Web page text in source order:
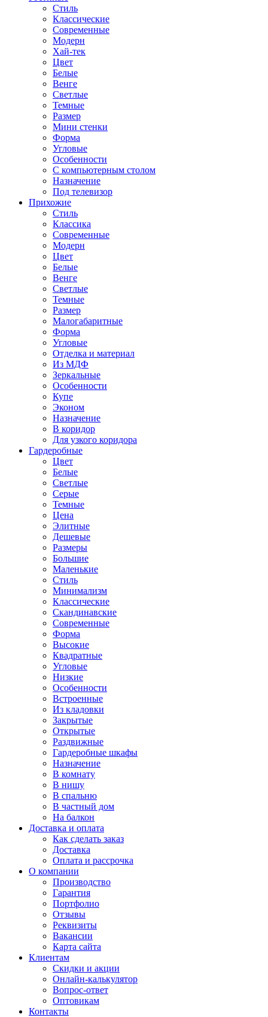
Стиль
Классические
Современные
Модерн
Хай-тек
Цвет
Белые
Венге
Светлые
Темные
Размер
Мини стенки
Форма
Угловые
Особенности
С компьютерным столом
Назначение
Под телевизор
Прихожие
Стиль
Классика
Современные
Модерн
Цвет
Белые
Венге
Светлые
Темные
Размер
Малогабаритные
Форма
Угловые
Отделка и материал
Из МДФ
Зеркальные
Особенности
Купе
Эконом
Назначение
В коридор
Для узкого коридора
Гардеробные
Цвет
Белые
Светлые
Серые
Темные
Цена
Элитные
Дешевые
Размеры
Большие
Маленькие
Стиль
Минимализм
Классические
Скандинавские
Современные
Форма
Высокие
Квадратные
Угловые
Низкие
Особенности
Встроенные
Из кладовки
Закрытые
Открытые
Раздвижные
Гардеробные шкафы
Назначение
В комнату
В нишу
В спальню
В частный дом
На балкон
Доставка и оплата
Как сделать заказ
Доставка
Оплата и рассрочка
О компании
Производство
Гарантия
Портфолио
Отзывы
Реквизиты
Вакансии
Карта сайта
Клиентам
Скидки и акции
Онлайн-калькулятор
Вопрос-ответ
Оптовикам
Контакты